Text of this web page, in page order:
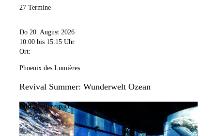
27 Termine
Do 20. August 2026
10:00 bis 15:15 Uhr
Ort:
Phoenix des Lumières
Revival Summer: Wunderwelt Ozean
Bild: Culturespaces / Falko Wübbecke